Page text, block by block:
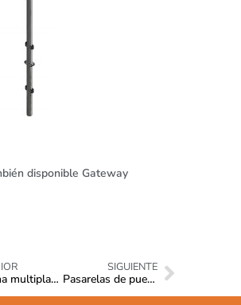
disponible Gateway
Sistema multiplano ring lock SM8
SIGUIENTE
Pasarelas de puente metálicas